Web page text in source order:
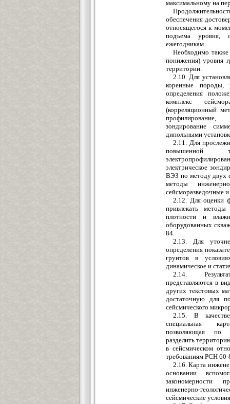
максимальному на
обеспечения
относящегося к
подъема уровня,
ежегодникам.
Необходимо
понижения) уровня
территории.
2.10. Для
коренные породы,
определения
комплекс
(корреляционный
профилирование,
зондирование
дипольными
2.11. Для
повышенной
электрическое
ВЭЗ по методу двух
методы
сейсморазведочные
2.12. Для оценки
привлекать
плотности и
оборудованных
84.
2.13. Для
определения
грунтов в
динамическое и
2.14.
представляются в
других текстовых
достаточную для
сейсмического
2.15. В качестве
специальная
позволяющая по
разделить
в сейсмическом
требованиям РСН 60-
2.16. Карта
основании
закономерности
инженерно-
сейсмические